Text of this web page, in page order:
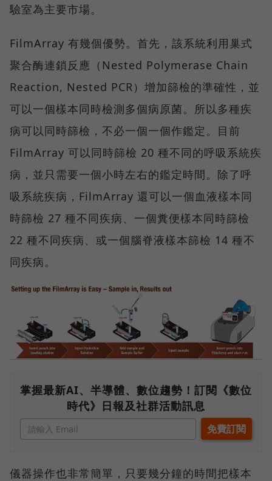
驗室為主要市場。
FilmArray 有幾個優勢。首先，該系統利用巢式
聚合酶連鎖反應（Nested Polymerase Chain
Reaction, Nested PCR）增加篩檢的準確性，並
可以一個樣本同時檢測多個病原菌。所以多種疾
病可以同時篩檢，不必一個一個作鑑定。目前
FilmArray 可以同時篩檢 20 種不同的呼吸系統疾
病，並只需要一個小時左右的鑑定時間。除了呼
吸系統疾病，FilmArray 還可以一個血液樣本同
時篩檢 27 種不同疾病、一個糞便樣本同時篩檢
22 種不同疾病、或一個腦脊液樣本篩檢 14 種不
同疾病。
掌握最新AI、半導體、數位趨勢！訂閱《數位
時代》日報及社群活動訊息
儀器操作也非常簡單，只要幾分鐘的時間把樣本